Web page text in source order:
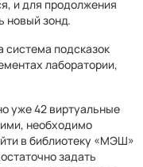
и для продолжения
новый зонд.
система подсказок
лаборатории,
уже 42 виртуальные
необходимо
в библиотеку «МЭШ»
задать